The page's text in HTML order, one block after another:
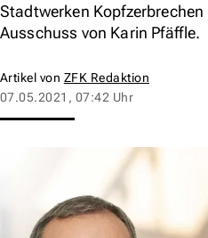
Stadtwerken
Ausschuss von Karin Pfäffle.
Artikel von ZFK Redaktion
07.05.2021, 07:42 Uhr